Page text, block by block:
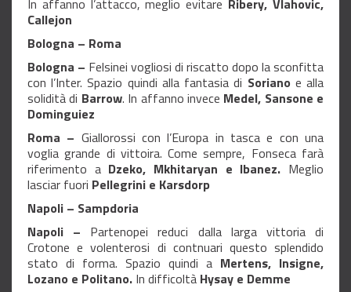
In affanno l’attacco, meglio evitare Ribery, Vlahovic,
Callejon
Bologna – Roma
Bologna – Felsinei vogliosi di riscatto dopo la sconfitta
con l’Inter. Spazio quindi alla fantasia di Soriano e alla
solidità di Barrow. In affanno invece Medel, Sansone e
Dominguiez
Roma – Giallorossi con l’Europa in tasca e con una
voglia grande di vittoira. Come sempre, Fonseca farà
riferimento a Dzeko, Mkhitaryan e Ibanez. Meglio
lasciar fuori Pellegrini e Karsdorp
Napoli – Sampdoria
Napoli – Partenopei reduci dalla larga vittoria di
Crotone e volenterosi di contnuari questo splendido
stato di forma. Spazio quindi a Mertens, Insigne,
Lozano e Politano. In difficoltà Hysay e Demme